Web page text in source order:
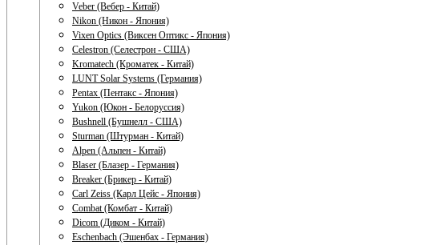
Veber (Вебер - Китай)
Nikon (Никон - Япония)
Vixen Optics (Виксен Оптикс - Япония)
Celestron (Селестрон - США)
Kromatech (Кроматек - Китай)
LUNT Solar Systems (Германия)
Pentax (Пентакс - Япония)
Yukon (Юкон - Белоруссия)
Bushnell (Бушнелл - США)
Sturman (Штурман - Китай)
Alpen (Альпен - Китай)
Blaser (Блазер - Германия)
Breaker (Брикер - Китай)
Carl Zeiss (Карл Цейс - Япония)
Combat (Комбат - Китай)
Dicom (Диком - Китай)
Eschenbach (Эшенбах - Германия)